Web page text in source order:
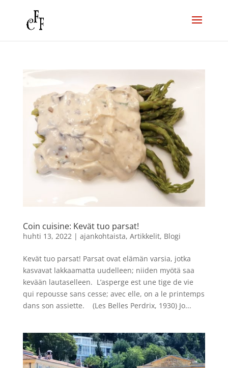
Coin cuisine: Kevät tuo parsat!
huhti 13, 2022 | ajankohtaista, Artikkelit, Blogi
Kevät tuo parsat! Parsat ovat elämän varsia, jotka
kasvavat lakkaamatta uudelleen; niiden myötä saa
kevään lautaselleen. L’asperge est une tige de vie
qui repousse sans cesse; avec elle, on a le printemps
dans son assiette. (Les Belles Perdrix, 1930) Jo...